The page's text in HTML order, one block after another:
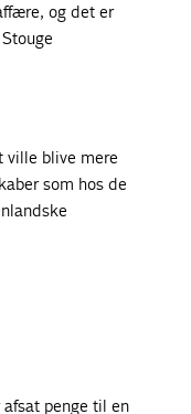
og det er
ville blive mere
som hos de
penge til en